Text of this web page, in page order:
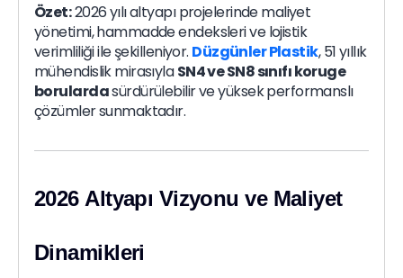
Özet:2026 yılı altyapı projelerinde maliyet
yönetimi, hammadde endeksleri ve lojistik
verimliliği ile şekilleniyor. Düzgünler Plastik, 51 yıllık
mühendislik mirasıylaSN4 ve SN8 sınıfı koruge
borulardasürdürülebilir ve yüksek performanslı
çözümler sunmaktadır.
2026 Altyapı Vizyonu ve Maliyet
Dinamikleri